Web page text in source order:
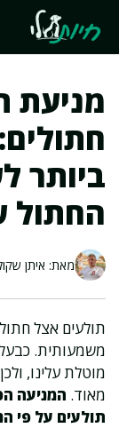
לתוכן
מניעת
ביותר
החתול
מאת: איתן
תולעים אצל
משמעותית.
מוטלת עלינו,
מאוד. המניעה
תולעים על פי